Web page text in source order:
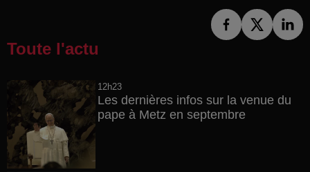
Toute l'actu
12h23
Les dernières infos sur la venue du
pape à Metz en septembre